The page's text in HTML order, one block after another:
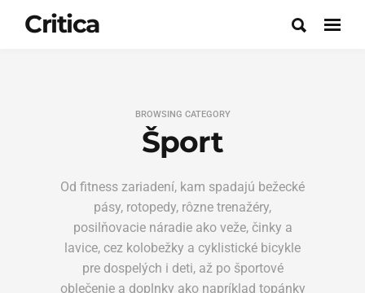
Critica
BROWSING CATEGORY
Šport
Od fitness zariadení, kam spadajú bežecké
pásy, rotopedy, rôzne trenažéry,
posilňovacie náradie ako veže, činky a
lavice, cez kolobežky a cyklistické bicykle
pre dospelých i deti, až po športové
oblečenie a doplnky ako napríklad topánky